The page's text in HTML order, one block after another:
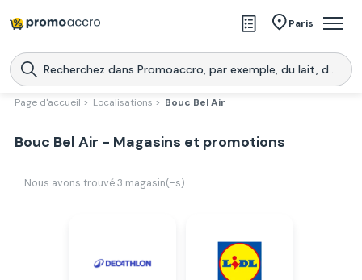
Paris
Magasins
Produits
Promoaccro
l'application
Page d'accueil > Localisations > Bouc Bel Air
Bouc Bel Air - Magasins et promotions
Nous avons trouvé 3 magasin(-s)